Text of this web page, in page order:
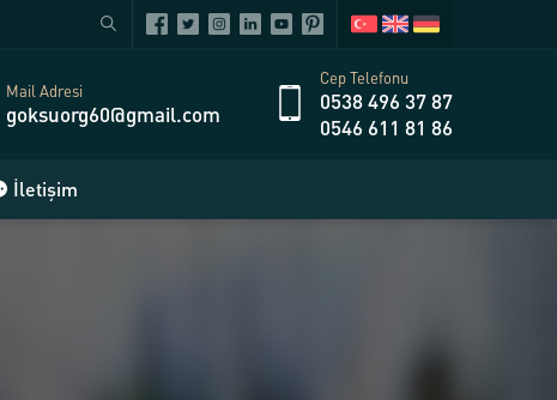
Mail Adresi
goksuorg60@gmail.com
Cep Telefonu
0538 496 37 87
0546 611 81 86
İletişim